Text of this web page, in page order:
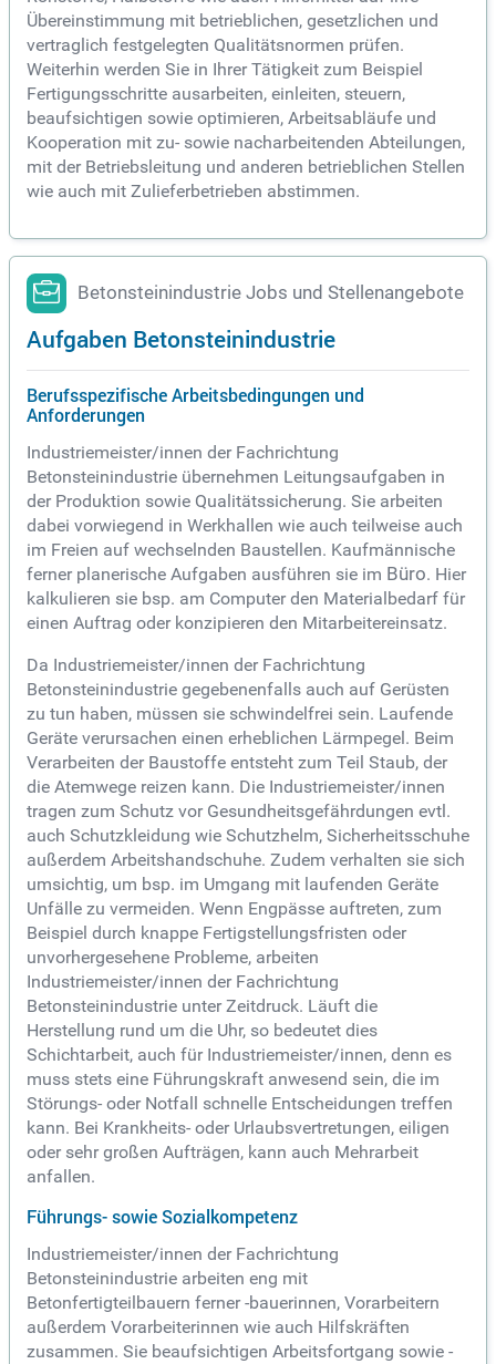
Übereinstimmung mit betrieblichen, gesetzlichen und
vertraglich festgelegten Qualitätsnormen prüfen.
Weiterhin werden Sie in Ihrer Tätigkeit zum Beispiel
Fertigungsschritte ausarbeiten, einleiten, steuern,
beaufsichtigen sowie optimieren, Arbeitsabläufe und
Kooperation mit zu- sowie nacharbeitenden Abteilungen,
mit der Betriebsleitung und anderen betrieblichen Stellen
wie auch mit Zulieferbetrieben abstimmen.
Betonsteinindustrie Jobs und Stellenangebote
Aufgaben Betonsteinindustrie
Berufsspezifische Arbeitsbedingungen und
Anforderungen
Industriemeister/innen der Fachrichtung
Betonsteinindustrie übernehmen Leitungsaufgaben in
der Produktion sowie Qualitätssicherung. Sie arbeiten
dabei vorwiegend in Werkhallen wie auch teilweise auch
im Freien auf wechselnden Baustellen. Kaufmännische
ferner planerische Aufgaben ausführen sie im Büro. Hier
kalkulieren sie bsp. am Computer den Materialbedarf für
einen Auftrag oder konzipieren den Mitarbeitereinsatz.
Da Industriemeister/innen der Fachrichtung
Betonsteinindustrie gegebenenfalls auch auf Gerüsten
zu tun haben, müssen sie schwindelfrei sein. Laufende
Geräte verursachen einen erheblichen Lärmpegel. Beim
Verarbeiten der Baustoffe entsteht zum Teil Staub, der
die Atemwege reizen kann. Die Industriemeister/innen
tragen zum Schutz vor Gesundheitsgefährdungen evtl.
auch Schutzkleidung wie Schutzhelm, Sicherheitsschuhe
außerdem Arbeitshandschuhe. Zudem verhalten sie sich
umsichtig, um bsp. im Umgang mit laufenden Geräte
Unfälle zu vermeiden. Wenn Engpässe auftreten, zum
Beispiel durch knappe Fertigstellungsfristen oder
unvorhergesehene Probleme, arbeiten
Industriemeister/innen der Fachrichtung
Betonsteinindustrie unter Zeitdruck. Läuft die
Herstellung rund um die Uhr, so bedeutet dies
Schichtarbeit, auch für Industriemeister/innen, denn es
muss stets eine Führungskraft anwesend sein, die im
Störungs- oder Notfall schnelle Entscheidungen treffen
kann. Bei Krankheits- oder Urlaubsvertretungen, eiligen
oder sehr großen Aufträgen, kann auch Mehrarbeit
anfallen.
Führungs- sowie Sozialkompetenz
Industriemeister/innen der Fachrichtung
Betonsteinindustrie arbeiten eng mit
Betonfertigteilbauern ferner -bauerinnen, Vorarbeitern
außerdem Vorarbeiterinnen wie auch Hilfskräften
zusammen. Sie beaufsichtigen Arbeitsfortgang sowie -